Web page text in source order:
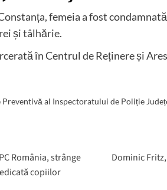
femeia a fost
șitâlhărie.
în Centrul de Reținere și
al Inspectoratului de Poliție
România, strânge
copiilor
Dominic